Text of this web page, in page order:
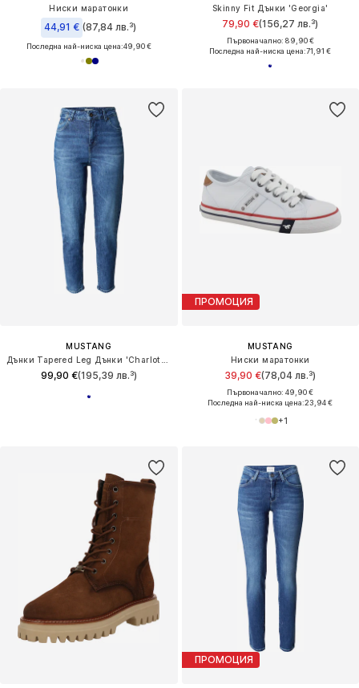
Ниски маратонки
44,91 € (87,84 лв.³)
Последна най-ниска цена:49,90 €
Skinny Fit Дънки 'Georgia'
79,90 €(156,27 лв.³)
Първоначално: 89,90 €
Последна най-ниска цена:71,91 €
MUSTANG
99,90 €(195,39 лв.³)
ПРОМОЦИЯ
MUSTANG
Ниски маратонки
39,90 €(78,04 лв.³)
Първоначално: 49,90 €
Последна най-ниска цена:23,94 €
+1
ПРОМОЦИЯ